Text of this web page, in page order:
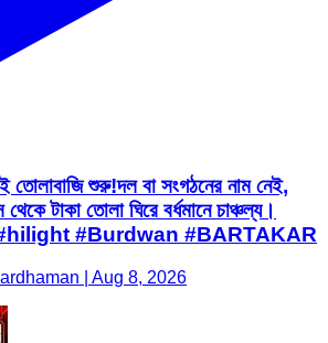
তোলাবাজি শুরু!দল বা সংগঠনের নাম নেই,
টাকা তোলা ঘিরে বর্ধমানে চাঞ্চল্য।
#Burdwan #BARTAKAR
| Aug 8, 2026